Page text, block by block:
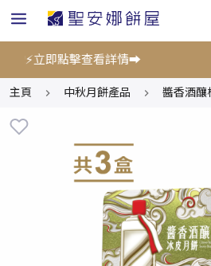
折!⚡立即點擊查看詳情➡️
主頁 中秋月餅產品 醬香酒釀